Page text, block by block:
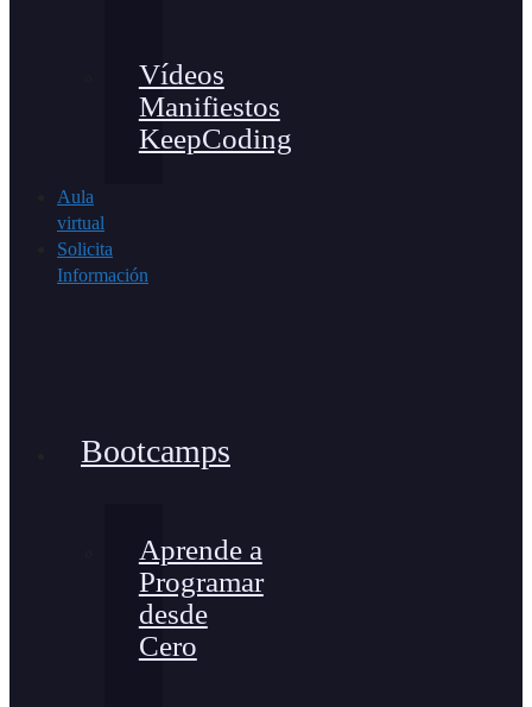
Vídeos
Manifiestos
KeepCoding
Aula
virtual
Solicita
Información
Bootcamps
Aprende a
Programar
desde
Cero